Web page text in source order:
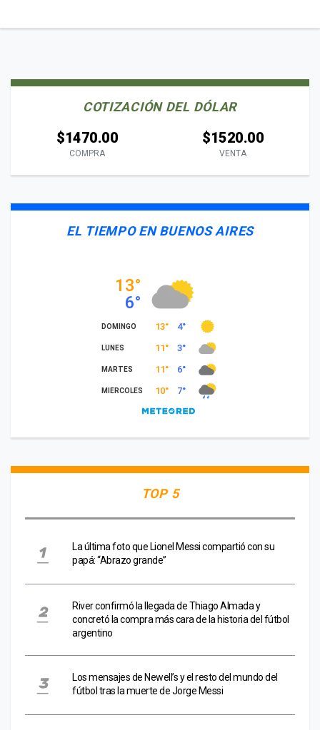
COTIZACIÓN DEL DÓLAR
$1470.00
COMPRA
$1520.00
VENTA
EL TIEMPO EN BUENOS AIRES
TOP 5
La última foto que Lionel Messi compartió con su
papá: “Abrazo grande”
River confirmó la llegada de Thiago Almada y
concretó la compra más cara de la historia del fútbol
argentino
Los mensajes de Newell’s y el resto del mundo del
fútbol tras la muerte de Jorge Messi